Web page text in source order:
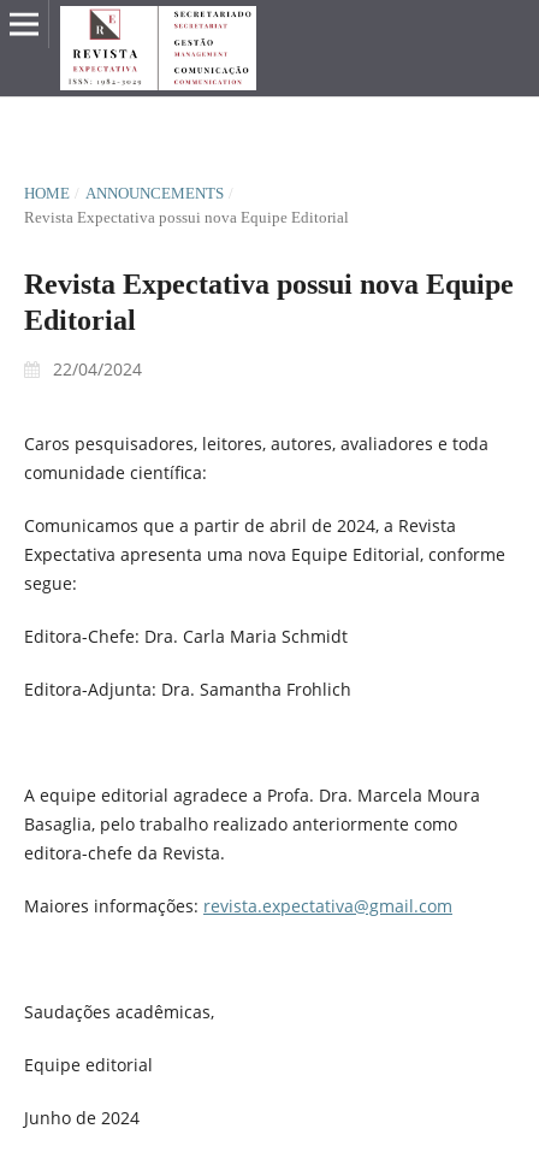
HOME / ANNOUNCEMENTS /
Revista Expectativa possui nova Equipe Editorial
Revista Expectativa possui nova Equipe
Editorial
22/04/2024
Caros pesquisadores, leitores, autores, avaliadores e toda
comunidade científica:
Comunicamos que a partir de abril de 2024, a Revista
Expectativa apresenta uma nova Equipe Editorial, conforme
segue:
Editora-Chefe: Dra. Carla Maria Schmidt
Editora-Adjunta: Dra. Samantha Frohlich
A equipe editorial agradece a Profa. Dra. Marcela Moura
Basaglia, pelo trabalho realizado anteriormente como
editora-chefe da Revista.
Maiores informações: revista.expectativa@gmail.com
Saudações acadêmicas,
Equipe editorial
Junho de 2024